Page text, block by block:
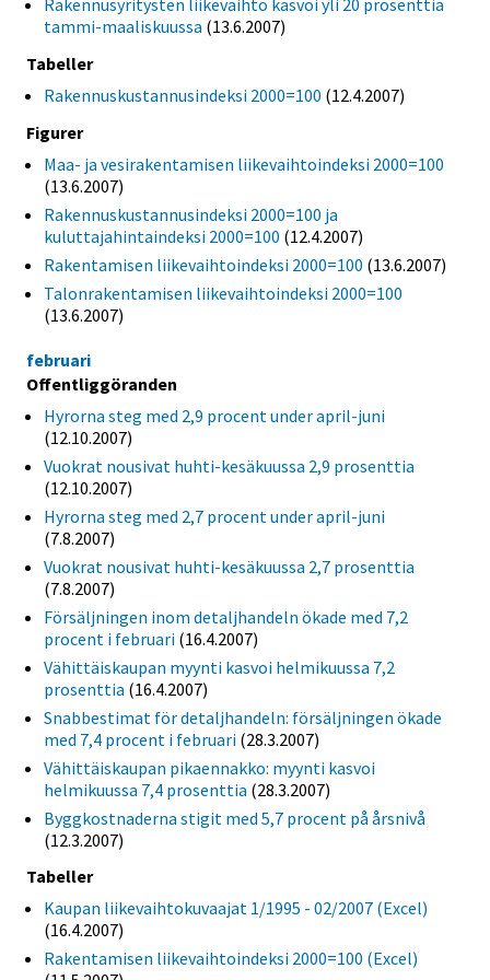
Rakennusyritysten liikevaihto kasvoi yli 20 prosenttia
tammi-maaliskuussa (13.6.2007)
Tabeller
Rakennuskustannusindeksi 2000=100 (12.4.2007)
Figurer
Maa- ja vesirakentamisen liikevaihtoindeksi 2000=100
(13.6.2007)
Rakennuskustannusindeksi 2000=100 ja
kuluttajahintaindeksi 2000=100 (12.4.2007)
Rakentamisen liikevaihtoindeksi 2000=100 (13.6.2007)
Talonrakentamisen liikevaihtoindeksi 2000=100
(13.6.2007)
februari
Offentliggöranden
Hyrorna steg med 2,9 procent under april-juni
(12.10.2007)
Vuokrat nousivat huhti-kesäkuussa 2,9 prosenttia
(12.10.2007)
Hyrorna steg med 2,7 procent under april-juni
(7.8.2007)
Vuokrat nousivat huhti-kesäkuussa 2,7 prosenttia
(7.8.2007)
Försäljningen inom detaljhandeln ökade med 7,2
procent i februari (16.4.2007)
Vähittäiskaupan myynti kasvoi helmikuussa 7,2
prosenttia (16.4.2007)
Snabbestimat för detaljhandeln: försäljningen ökade
med 7,4 procent i februari (28.3.2007)
Vähittäiskaupan pikaennakko: myynti kasvoi
helmikuussa 7,4 prosenttia (28.3.2007)
Byggkostnaderna stigit med 5,7 procent på årsnivå
(12.3.2007)
Tabeller
Kaupan liikevaihtokuvaajat 1/1995 - 02/2007 (Excel)
(16.4.2007)
Rakentamisen liikevaihtoindeksi 2000=100 (Excel)